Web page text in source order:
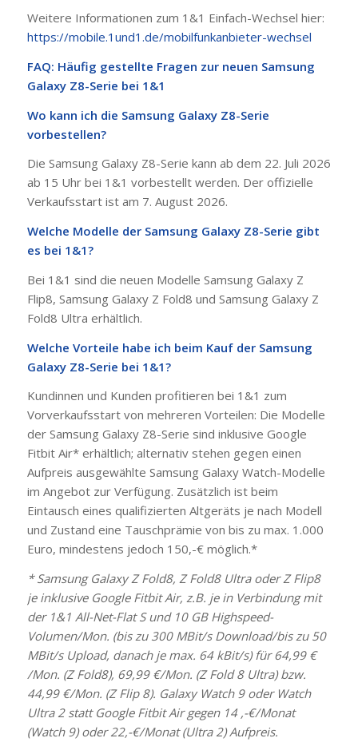
Weitere Informationen zum 1&1 Einfach-Wechsel hier:
https://mobile.1und1.de/mobilfunkanbieter-wechsel
FAQ: Häufig gestellte Fragen zur neuen Samsung
Galaxy Z8-Serie bei 1&1
Wo kann ich die Samsung Galaxy Z8-Serie
vorbestellen?
Die Samsung Galaxy Z8-Serie kann ab dem 22. Juli 2026
ab 15 Uhr bei 1&1 vorbestellt werden. Der offizielle
Verkaufsstart ist am 7. August 2026.
Welche Modelle der Samsung Galaxy Z8-Serie gibt
es bei 1&1?
Bei 1&1 sind die neuen Modelle Samsung Galaxy Z
Flip8, Samsung Galaxy Z Fold8 und Samsung Galaxy Z
Fold8 Ultra erhältlich.
Welche Vorteile habe ich beim Kauf der Samsung
Galaxy Z8-Serie bei 1&1?
Kundinnen und Kunden profitieren bei 1&1 zum
Vorverkaufsstart von mehreren Vorteilen: Die Modelle
der Samsung Galaxy Z8-Serie sind inklusive Google
Fitbit Air* erhältlich; alternativ stehen gegen einen
Aufpreis ausgewählte Samsung Galaxy Watch-Modelle
im Angebot zur Verfügung. Zusätzlich ist beim
Eintausch eines qualifizierten Altgeräts je nach Modell
und Zustand eine Tauschprämie von bis zu max. 1.000
Euro, mindestens jedoch 150,-€ möglich.*
* Samsung Galaxy Z Fold8, Z Fold8 Ultra oder Z Flip8
je inklusive Google Fitbit Air, z.B. je in Verbindung mit
der 1&1 All-Net-Flat S und 10 GB Highspeed-
Volumen/Mon. (bis zu 300 MBit/s Download/bis zu 50
MBit/s Upload, danach je max. 64 kBit/s) für 64,99 €
/Mon. (Z Fold8), 69,99 €/Mon. (Z Fold 8 Ultra) bzw.
44,99 €/Mon. (Z Flip 8). Galaxy Watch 9 oder Watch
Ultra 2 statt Google Fitbit Air gegen 14 ,-€/Monat
(Watch 9) oder 22,-€/Monat (Ultra 2) Aufpreis.